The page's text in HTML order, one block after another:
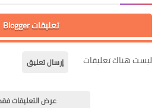
تعليقات Blogger
ليست هناك تعليقات إرسال تعليق
عرض التعليقات